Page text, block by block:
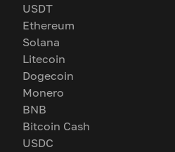
USDT
Ethereum
Solana
Litecoin
Dogecoin
Monero
BNB
Bitcoin Cash
USDC